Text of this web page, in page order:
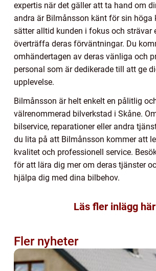
expertis när det gäller att ta hand om
andra är Bilmånsson känt för sin höga
sätter alltid kunden i fokus och strävar
överträffa deras förväntningar. Du
omhändertagen av deras vänliga och
personal som är dedikerade till att ge
upplevelse.
Bilmånsson är helt enkelt en pålitlig
välrenommerad bilverkstad i Skåne.
bilservice, reparationer eller andra
du lita på att Bilmånsson kommer att
kvalitet och professionell service.
för att lära dig mer om deras tjänster
hjälpa dig med dina bilbehov.
Läs fler inlägg här
Fler nyheter